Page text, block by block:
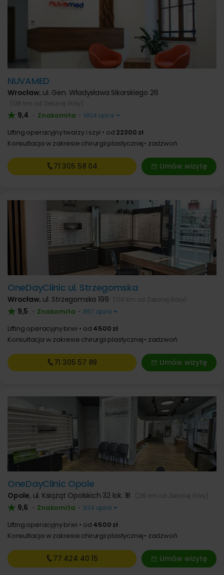
NUVAMED
Wrocław, ul. Gen. Władysława Sikorskiego 26
(138 km od Zielonej Góry)
9,4 • Znakomita • 1924 opinii
Lifting operacyjny twarzy i szyi od 22300 zł
Konsultacja w zakresie chirurgii plastycznej zadzwoń
Umów wizytę
71 305 58 04
OneDayClinic ul. Strzegomska
Wrocław, ul. Strzegomska 199 (136 km od Zielonej Góry)
9,5 • Znakomita • 857 opinii
Lifting operacyjny brwi od 4500 zł
Konsultacja w zakresie chirurgii plastycznej zadzwoń
Umów wizytę
71 305 57 89
OneDayClinic Opole
Opole, ul. Książąt Opolskich 32 lok. 1B (219 km od Zielonej Góry)
9,6 • Znakomita • 934 opinii
Lifting operacyjny brwi od 4500 zł
Konsultacja w zakresie chirurgii plastycznej zadzwoń
Umów wizytę
77 424 40 15